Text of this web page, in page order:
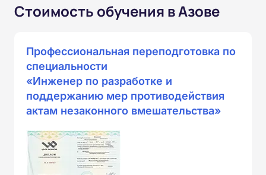
Стоимость обучения в Азове
Профессиональная переподготовка по
специальности
«Инженер по разработке и
поддержанию мер противодействия
актам незаконного вмешательства»